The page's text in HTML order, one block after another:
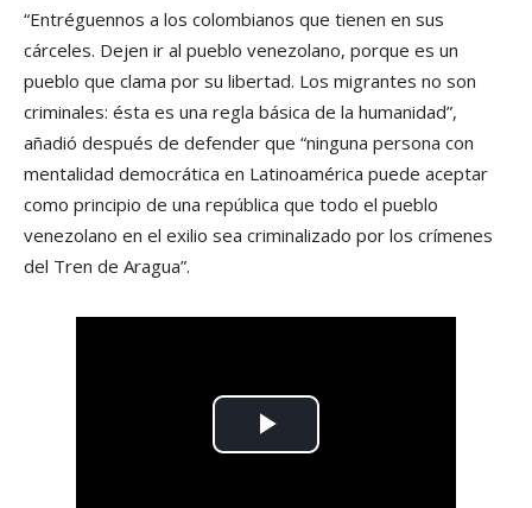
“Entréguennos a los colombianos que tienen en sus
cárceles. Dejen ir al pueblo venezolano, porque es un
pueblo que clama por su libertad. Los migrantes no son
criminales: ésta es una regla básica de la humanidad”,
añadió después de defender que “ninguna persona con
mentalidad democrática en Latinoamérica puede aceptar
como principio de una república que todo el pueblo
venezolano en el exilio sea criminalizado por los crímenes
del Tren de Aragua”.